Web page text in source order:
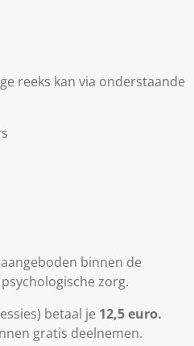
reeks kan via onderstaande
binnen de
zorg.
betaal je 12,5 euro.
gratis deelnemen.